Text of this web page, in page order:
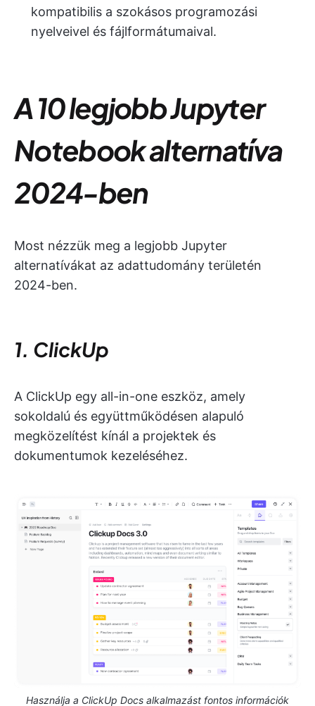
kompatibilis a szokásos programozási
nyelveivel és fájlformátumaival.
A 10 legjobb Jupyter
Notebook alternatíva
2024-ben
Most nézzük meg a legjobb Jupyter
alternatívákat az adattudomány területén
2024-ben.
1. ClickUp
A ClickUp egy all-in-one eszköz, amely
sokoldalú és együttműködésen alapuló
megközelítést kínál a projektek és
dokumentumok kezeléséhez.
Használja a ClickUp Docs alkalmazást fontos információk